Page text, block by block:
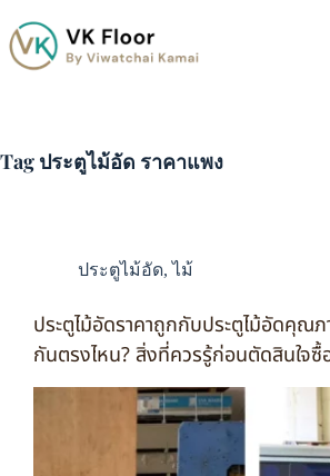
Tag ประตูไม้อัด ราคาแพง
ประตูไม้อัด,ไม้
ประตูไม้อัดราคาถูกกับประตูไม้อัดคุณ
กันตรงไหน? สิ่งที่ควรรู้ก่อนตัดสินใจซื้